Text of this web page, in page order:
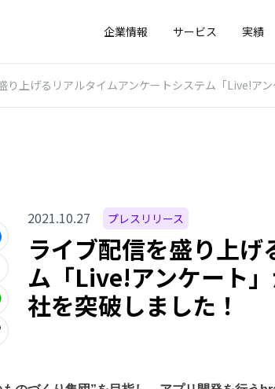
企業情報 サービス 実績
り上げるリアルタイムアンケートシステム「Live!ア
2021.10.27 プレスリリース
ライブ配信を盛り上
ム「Live!アンケート
社を突破しました！